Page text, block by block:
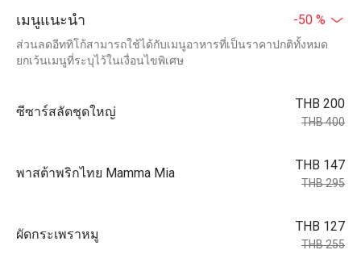
เมนูแนะนำ -50 %
ส่วนลดอีททิโก้สามารถใช้ได้กับเมนูอาหารที่เป็นราคาปกติทั้งหมด
ยกเว้นเมนูที่ระบุไว้ในเงื่อนไขพิเศษ
ซีซาร์สลัดชุดใหญ่
THB 200
THB 400
พาสต้าพริกไทย Mamma Mia
THB 147
THB 295
ผัดกระเพราหมู
THB 127
THB 255